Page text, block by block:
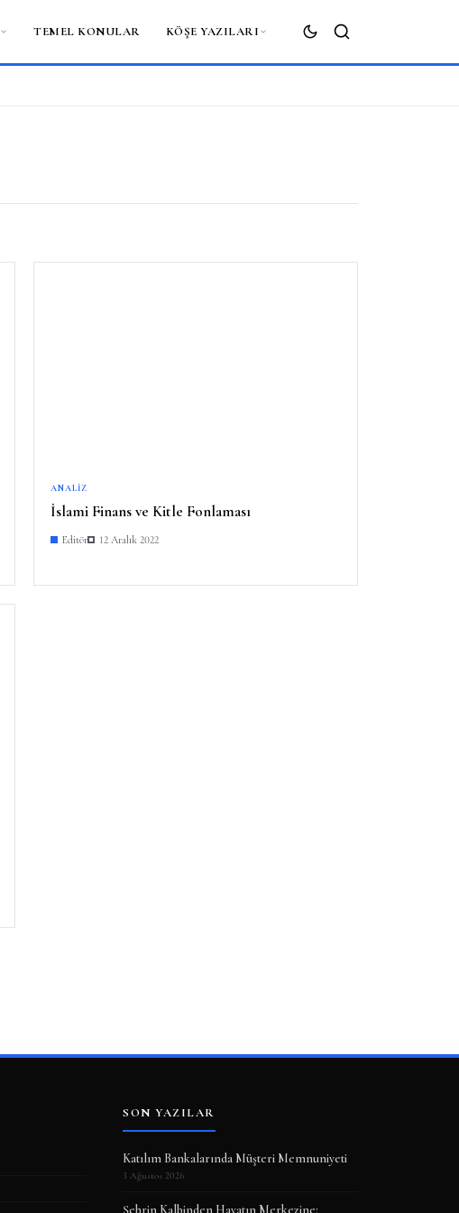
TEMEL KONULAR KÖŞE YAZILARI
ARA
ANALIZ
İslami Finans ve Kitle Fonlaması
Editör 12 Aralık 2022
SON YAZILAR
Katılım Bankalarında Müşteri Memnuniyeti
3 Ağustos 2026
Şehrin Kalbinden Hayatın Merkezine: